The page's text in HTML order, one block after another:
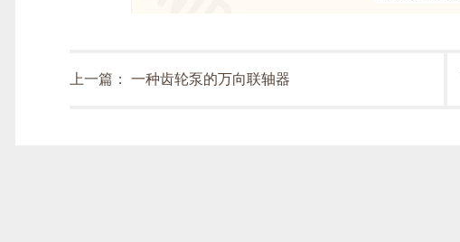
上一篇： 一种齿轮泵的万向联轴器